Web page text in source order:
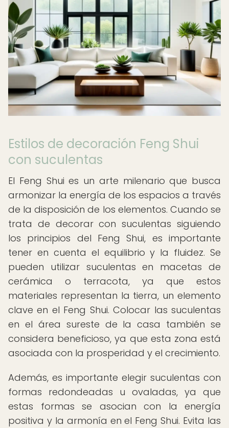
Estilos de decoración Feng Shui
con suculentas
El Feng Shui es un arte milenario que busca
armonizar la energía de los espacios a través
de la disposición de los elementos. Cuando se
trata de decorar con suculentas siguiendo
los principios del Feng Shui, es importante
tener en cuenta el equilibrio y la fluidez. Se
pueden utilizar suculentas en macetas de
cerámica o terracota, ya que estos
materiales representan la tierra, un elemento
clave en el Feng Shui. Colocar las suculentas
en el área sureste de la casa también se
considera beneficioso, ya que esta zona está
asociada con la prosperidad y el crecimiento.
Además, es importante elegir suculentas con
formas redondeadas u ovaladas, ya que
estas formas se asocian con la energía
positiva y la armonía en el Feng Shui. Evita las